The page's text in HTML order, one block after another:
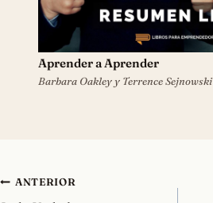
Aprender a Aprender
Barbara Oakley y Terrence Sejnowski
Navegación
ANTERIOR